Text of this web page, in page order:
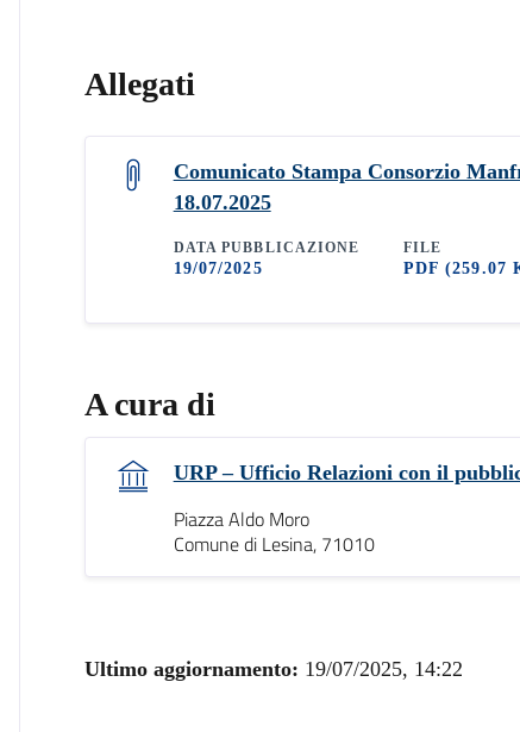
Allegati
Comunicato Stampa Consorzio
18.07.2025
DATA PUBBLICAZIONE
19/07/2025
FILE
PDF(259.07
A cura di
URP – Ufficio Relazioni con il
Piazza Aldo Moro
Comune di Lesina, 71010
Ultimo aggiornamento: 19/07/2025, 14:22